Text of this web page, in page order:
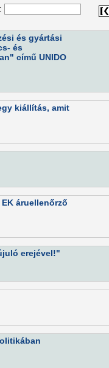
és gyártási
és
című UNIDO
kiállítás, amit
áruellenőrző
erejével!"